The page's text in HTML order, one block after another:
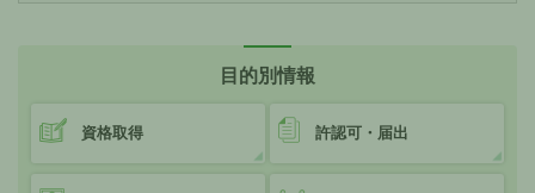
目的別情報
資格取得 許認可・届出